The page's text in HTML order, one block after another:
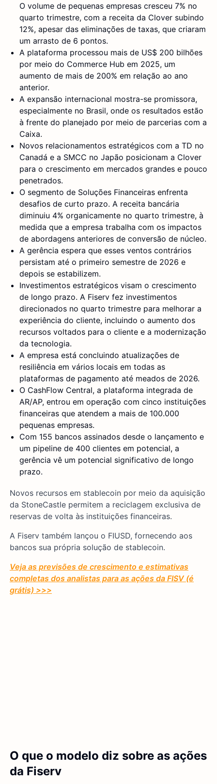
O volume de pequenas empresas cresceu 7% no
quarto trimestre, com a receita da Clover subindo
12%, apesar das eliminações de taxas, que criaram
um arrasto de 6 pontos.
A plataforma processou mais de US$ 200 bilhões
por meio do Commerce Hub em 2025, um
aumento de mais de 200% em relação ao ano
anterior.
A expansão internacional mostra-se promissora,
especialmente no Brasil, onde os resultados estão
à frente do planejado por meio de parcerias com a
Caixa.
Novos relacionamentos estratégicos com a TD no
Canadá e a SMCC no Japão posicionam a Clover
para o crescimento em mercados grandes e pouco
penetrados.
O segmento de Soluções Financeiras enfrenta
desafios de curto prazo. A receita bancária
diminuiu 4% organicamente no quarto trimestre, à
medida que a empresa trabalha com os impactos
de abordagens anteriores de conversão de núcleo.
A gerência espera que esses ventos contrários
persistam até o primeiro semestre de 2026 e
depois se estabilizem.
Investimentos estratégicos visam o crescimento
de longo prazo. A Fiserv fez investimentos
direcionados no quarto trimestre para melhorar a
experiência do cliente, incluindo o aumento dos
recursos voltados para o cliente e a modernização
da tecnologia.
A empresa está concluindo atualizações de
resiliência em vários locais em todas as
plataformas de pagamento até meados de 2026.
O CashFlow Central, a plataforma integrada de
AR/AP, entrou em operação com cinco instituições
financeiras que atendem a mais de 100.000
pequenas empresas.
Com 155 bancos assinados desde o lançamento e
um pipeline de 400 clientes em potencial, a
gerência vê um potencial significativo de longo
prazo.
Novos recursos em stablecoin por meio da aquisição
da StoneCastle permitem a reciclagem exclusiva de
reservas de volta às instituições financeiras.
A Fiserv também lançou o FIUSD, fornecendo aos
bancos sua própria solução de stablecoin.
Veja as previsões de crescimento e estimativas
completas dos analistas para as ações da FISV (é
grátis) >>>
O que o modelo diz sobre as ações
da Fiserv